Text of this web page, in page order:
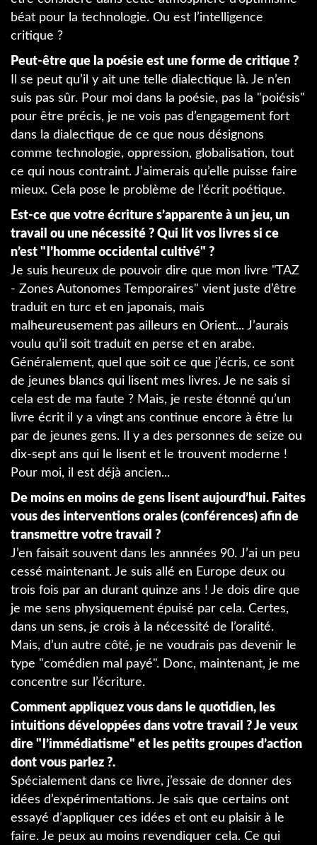
béat pour la technologie. Ou est l’intelligence
critique ?
Peut-être que la poésie est une forme de critique ?
Il se peut qu’il y ait une telle dialectique là. Je n’en
suis pas sûr. Pour moi dans la poésie, pas la "poiésis"
pour être précis, je ne vois pas d’engagement fort
dans la dialectique de ce que nous désignons
comme technologie, oppression, globalisation, tout
ce qui nous contraint. J’aimerais qu’elle puisse faire
mieux. Cela pose le problème de l’écrit poétique.
Est-ce que votre écriture s’apparente à un jeu, un
travail ou une nécessité ? Qui lit vos livres si ce
n’est "l’homme occidental cultivé" ?
Je suis heureux de pouvoir dire que mon livre "TAZ
- Zones Autonomes Temporaires" vient juste d’être
traduit en turc et en japonais, mais
malheureusement pas ailleurs en Orient... J’aurais
voulu qu’il soit traduit en perse et en arabe.
Généralement, quel que soit ce que j’écris, ce sont
de jeunes blancs qui lisent mes livres. Je ne sais si
cela est de ma faute ? Mais, je reste étonné qu’un
livre écrit il y a vingt ans continue encore à être lu
par de jeunes gens. Il y a des personnes de seize ou
dix-sept ans qui le lisent et le trouvent moderne !
Pour moi, il est déjà ancien...
De moins en moins de gens lisent aujourd’hui. Faites
vous des interventions orales (conférences) afin de
transmettre votre travail ?
J’en faisait souvent dans les annnées 90. J’ai un peu
cessé maintenant. Je suis allé en Europe deux ou
trois fois par an durant quinze ans ! Je dois dire que
je me sens physiquement épuisé par cela. Certes,
dans un sens, je crois à la nécessité de l’oralité.
Mais, d’un autre côté, je ne voudrais pas devenir le
type "comédien mal payé". Donc, maintenant, je me
concentre sur l’écriture.
Comment appliquez vous dans le quotidien, les
intuitions développées dans votre travail ? Je veux
dire "l’immédiatisme" et les petits groupes d’action
dont vous parlez ?.
Spécialement dans ce livre, j’essaie de donner des
idées d’expérimentations. Je sais que certains ont
essayé d’appliquer ces idées et ont eu plaisir à le
faire. Je peux au moins revendiquer cela. Ce qui